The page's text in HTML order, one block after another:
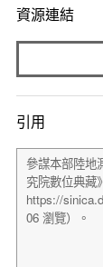
資源連結
引用